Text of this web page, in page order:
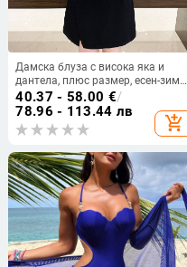
Дамска блуза с висока яка и
дантела, плюс размер, есен-зима,
дълъг ръкав, подплатена с флис
40.37 - 58.00 €/
78.96 - 113.44 лв
add_shopping_cart